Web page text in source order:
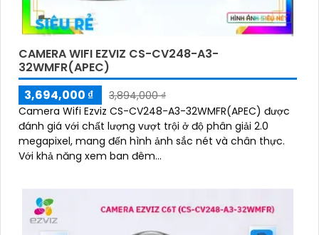
CAMERA WIFI EZVIZ CS-CV248-A3-
32WMFR(APEC)
3,694,000 ₫
3,894,000 ₫
Camera Wifi Ezviz CS-CV248-A3-32WMFR(APEC) được
đánh giá với chất lượng vượt trội ở độ phân giải 2.0
megapixel, mang đến hình ảnh sắc nét và chân thực.
Với khả năng xem ban đêm...